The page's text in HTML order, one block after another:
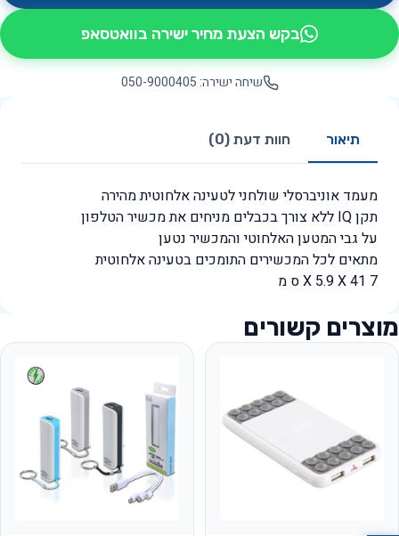
בקש הצעת מחיר ישירה בוואטסאפ
שיחה ישירה: 050-9000405
תיאור חוות דעת (0)
מעמד אוניברסלי שולחני לטעינה אלחוטית מהירה
תקן IQ ללא צורך בכבלים מניחים את מכשיר הטלפון
על גבי המטען האלחוטי והמכשיר נטען
מתאים לכל המכשירים התומכים בטעינה אלחוטית
7 X 5.9 X 41 ס מ
מוצרים קשורים